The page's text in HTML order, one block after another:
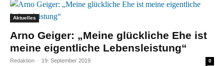
Aktuelles
Arno Geiger: „Meine glückliche Ehe ist
meine eigentliche Lebensleistung“
Redaktion - 19. September 2019 0